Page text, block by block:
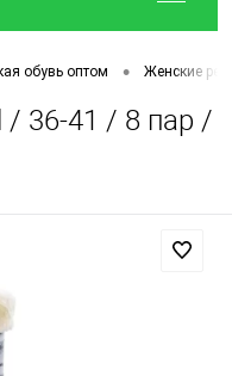
обувь оптом • Женские
/ 36-41 / 8 пар /